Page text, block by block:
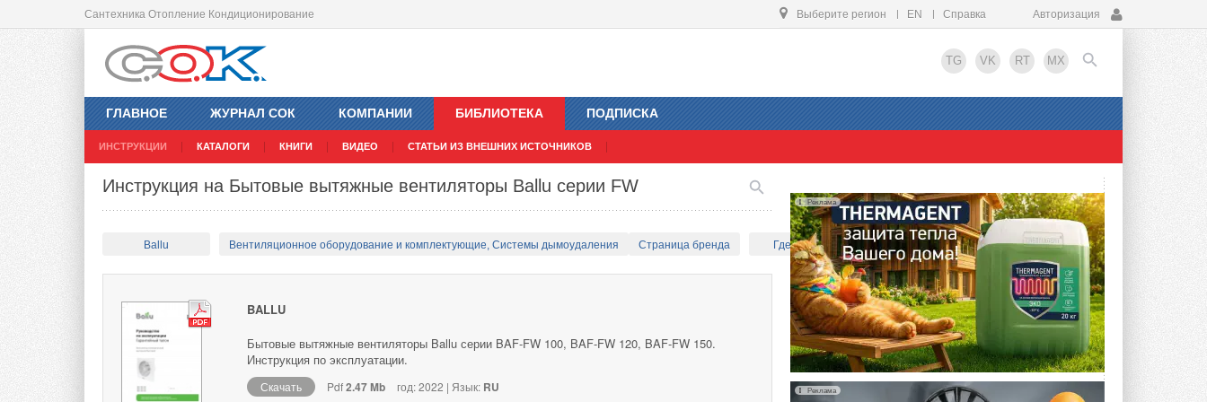
Сантехника Отопление Кондиционирование Выберите регион EN Справка Авторизация
TG VK RT MX
ГЛАВНОЕ ЖУРНАЛ СОК КОМПАНИИ БИБЛИОТЕКА
ИНСТРУКЦИИ КАТАЛОГИ КНИГИ ВИДЕО СТАТЬИ ИЗ ВНЕШНИХ ИСТОЧНИКОВ
ПОДПИСКА
EN
Инструкция на Бытовые вытяжные вентиляторы Ballu серии FW
Ballu Вентиляционное оборудование и комплектующие, Системы дымоудаления Страница бренда Где купить?
BALLU
Бытовые вытяжные вентиляторы Ballu серии BAF-FW 100, BAF-FW 120, BAF-FW 150.
Инструкция по эксплуатации.
Скачать Pdf2.47 Mb год: 2022 | Язык: RU
Реклама
Реклама